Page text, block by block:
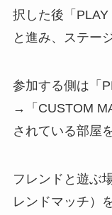
択した後「
と進み、ステー
参加する側は「
→「CUSTOM
されている部屋
フレンドと遊ぶ
レンドマッチ）